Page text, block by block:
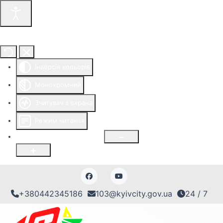
+380442345186 103@kyivcity.gov.ua 24 / 7